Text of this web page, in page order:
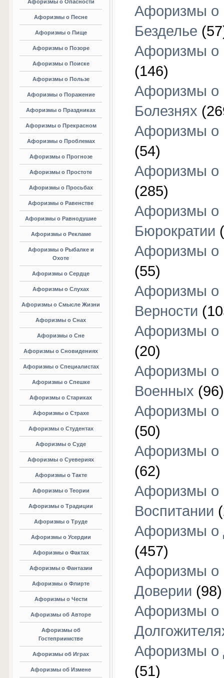
Афоризмы о Опасности
Афоризмы о Песне
Афоризмы о Пище
Афоризмы о Позоре
Афоризмы о Поиске
Афоризмы о Пользе
Афоризмы о Поражение
Афоризмы о Праздниках
Афоризмы о Прекрасном
Афоризмы о Проблемах
Афоризмы о Прогнозе
Афоризмы о Простоте
Афоризмы о Просьбах
Афоризмы о Равенстве
Афоризмы о Равнодушие
Афоризмы о Рекламе
Афоризмы о Рыбалке и
Охоте
Афоризмы о Сердце
Афоризмы о Слухах
Афоризмы о Смысле Жизни
Афоризмы о Снах
Афоризмы о Сне
Афоризмы о Сновидениях
Афоризмы о Специалистах
Афоризмы о Спешке
Афоризмы о Стариках
Афоризмы о Страхе
Афоризмы о Студентах
Афоризмы о Суде
Афоризмы о Суевериях
Афоризмы о Такте
Афоризмы о Теории
Афоризмы о Традиции
Афоризмы о Труде
Афоризмы о Усердии
Афоризмы о Фактах
Афоризмы о Фантазии
Афоризмы о Флирте
Афоризмы о Чести
Афоризмы об Авторе
Афоризмы об
Гостеприимстве
Афоризмы об Играх
Афоризмы об Измене
Афоризмы о
Безделье
Афоризмы о
(146)
Афоризмы о
Болезнях
Афоризмы о
(54)
Афоризмы о
(285)
Афоризмы о
Бюрократии
Афоризмы о
(55)
Афоризмы о
Верности
Афоризмы о
(20)
Афоризмы о
Военных (96)
Афоризмы о
(50)
Афоризмы о
(62)
Афоризмы о
Воспитании
Афоризмы о
(457)
Афоризмы о
Доверии (98)
Афоризмы о
Афоризмы о
(51)